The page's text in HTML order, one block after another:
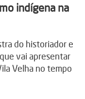
indígena na
do historiador e
vai apresentar
Velha no tempo